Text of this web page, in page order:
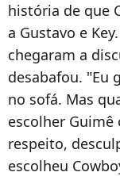
história de que
a Gustavo e
chegaram a
desabafou. "Eu
no sofá. Mas
escolher Guimê
respeito,
escolheu